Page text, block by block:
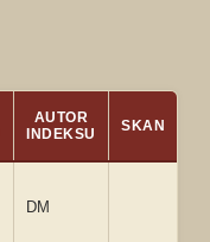
AUTOR
INDEKSU
SKAN
DM